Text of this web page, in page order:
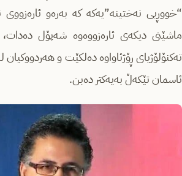
“خووڕیى نەختینە”یەكە كە بەرەو
ماشێنى دیكەى ئارەزووەوە شەپۆل
تەكنۆلۆژیاى ڕۆژئاواوە دەلكێت و هەردووكیان
ئاسمان تێكەڵ بەیەكتر دەبن.